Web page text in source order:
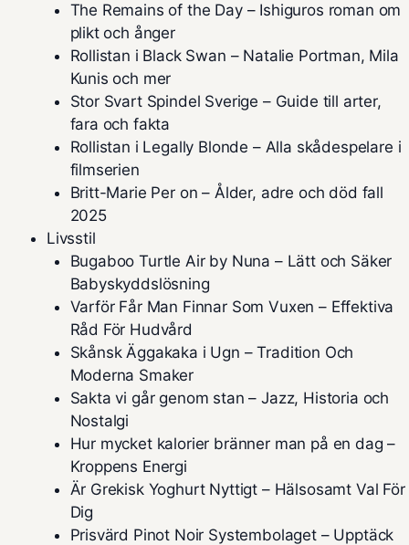
The Remains of the Day – Ishiguros roman om
plikt och ånger
Rollistan i Black Swan – Natalie Portman, Mila
Kunis och mer
Stor Svart Spindel Sverige – Guide till arter,
fara och fakta
Rollistan i Legally Blonde – Alla skådespelare i
filmserien
Britt-Marie Per on – Ålder, adre och död fall
2025
Livsstil
Bugaboo Turtle Air by Nuna – Lätt och Säker
Babyskyddslösning
Varför Får Man Finnar Som Vuxen – Effektiva
Råd För Hudvård
Skånsk Äggakaka i Ugn – Tradition Och
Moderna Smaker
Sakta vi går genom stan – Jazz, Historia och
Nostalgi
Hur mycket kalorier bränner man på en dag –
Kroppens Energi
Är Grekisk Yoghurt Nyttigt – Hälsosamt Val För
Dig
Prisvärd Pinot Noir Systembolaget – Upptäck